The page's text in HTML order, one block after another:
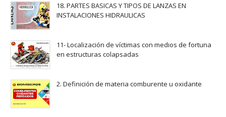
18. PARTES BASICAS Y TIPOS DE LANZAS EN
INSTALACIONES HIDRAULICAS
11- Localización de víctimas con medios de fortuna
en estructuras colapsadas
2. Definición de materia comburente u oxidante